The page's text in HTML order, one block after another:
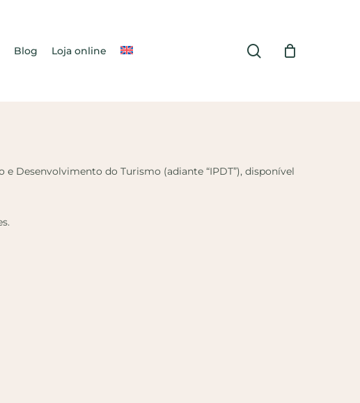
Blog Loja online search
Desenvolvimento do Turismo (adiante “IPDT”), disponível